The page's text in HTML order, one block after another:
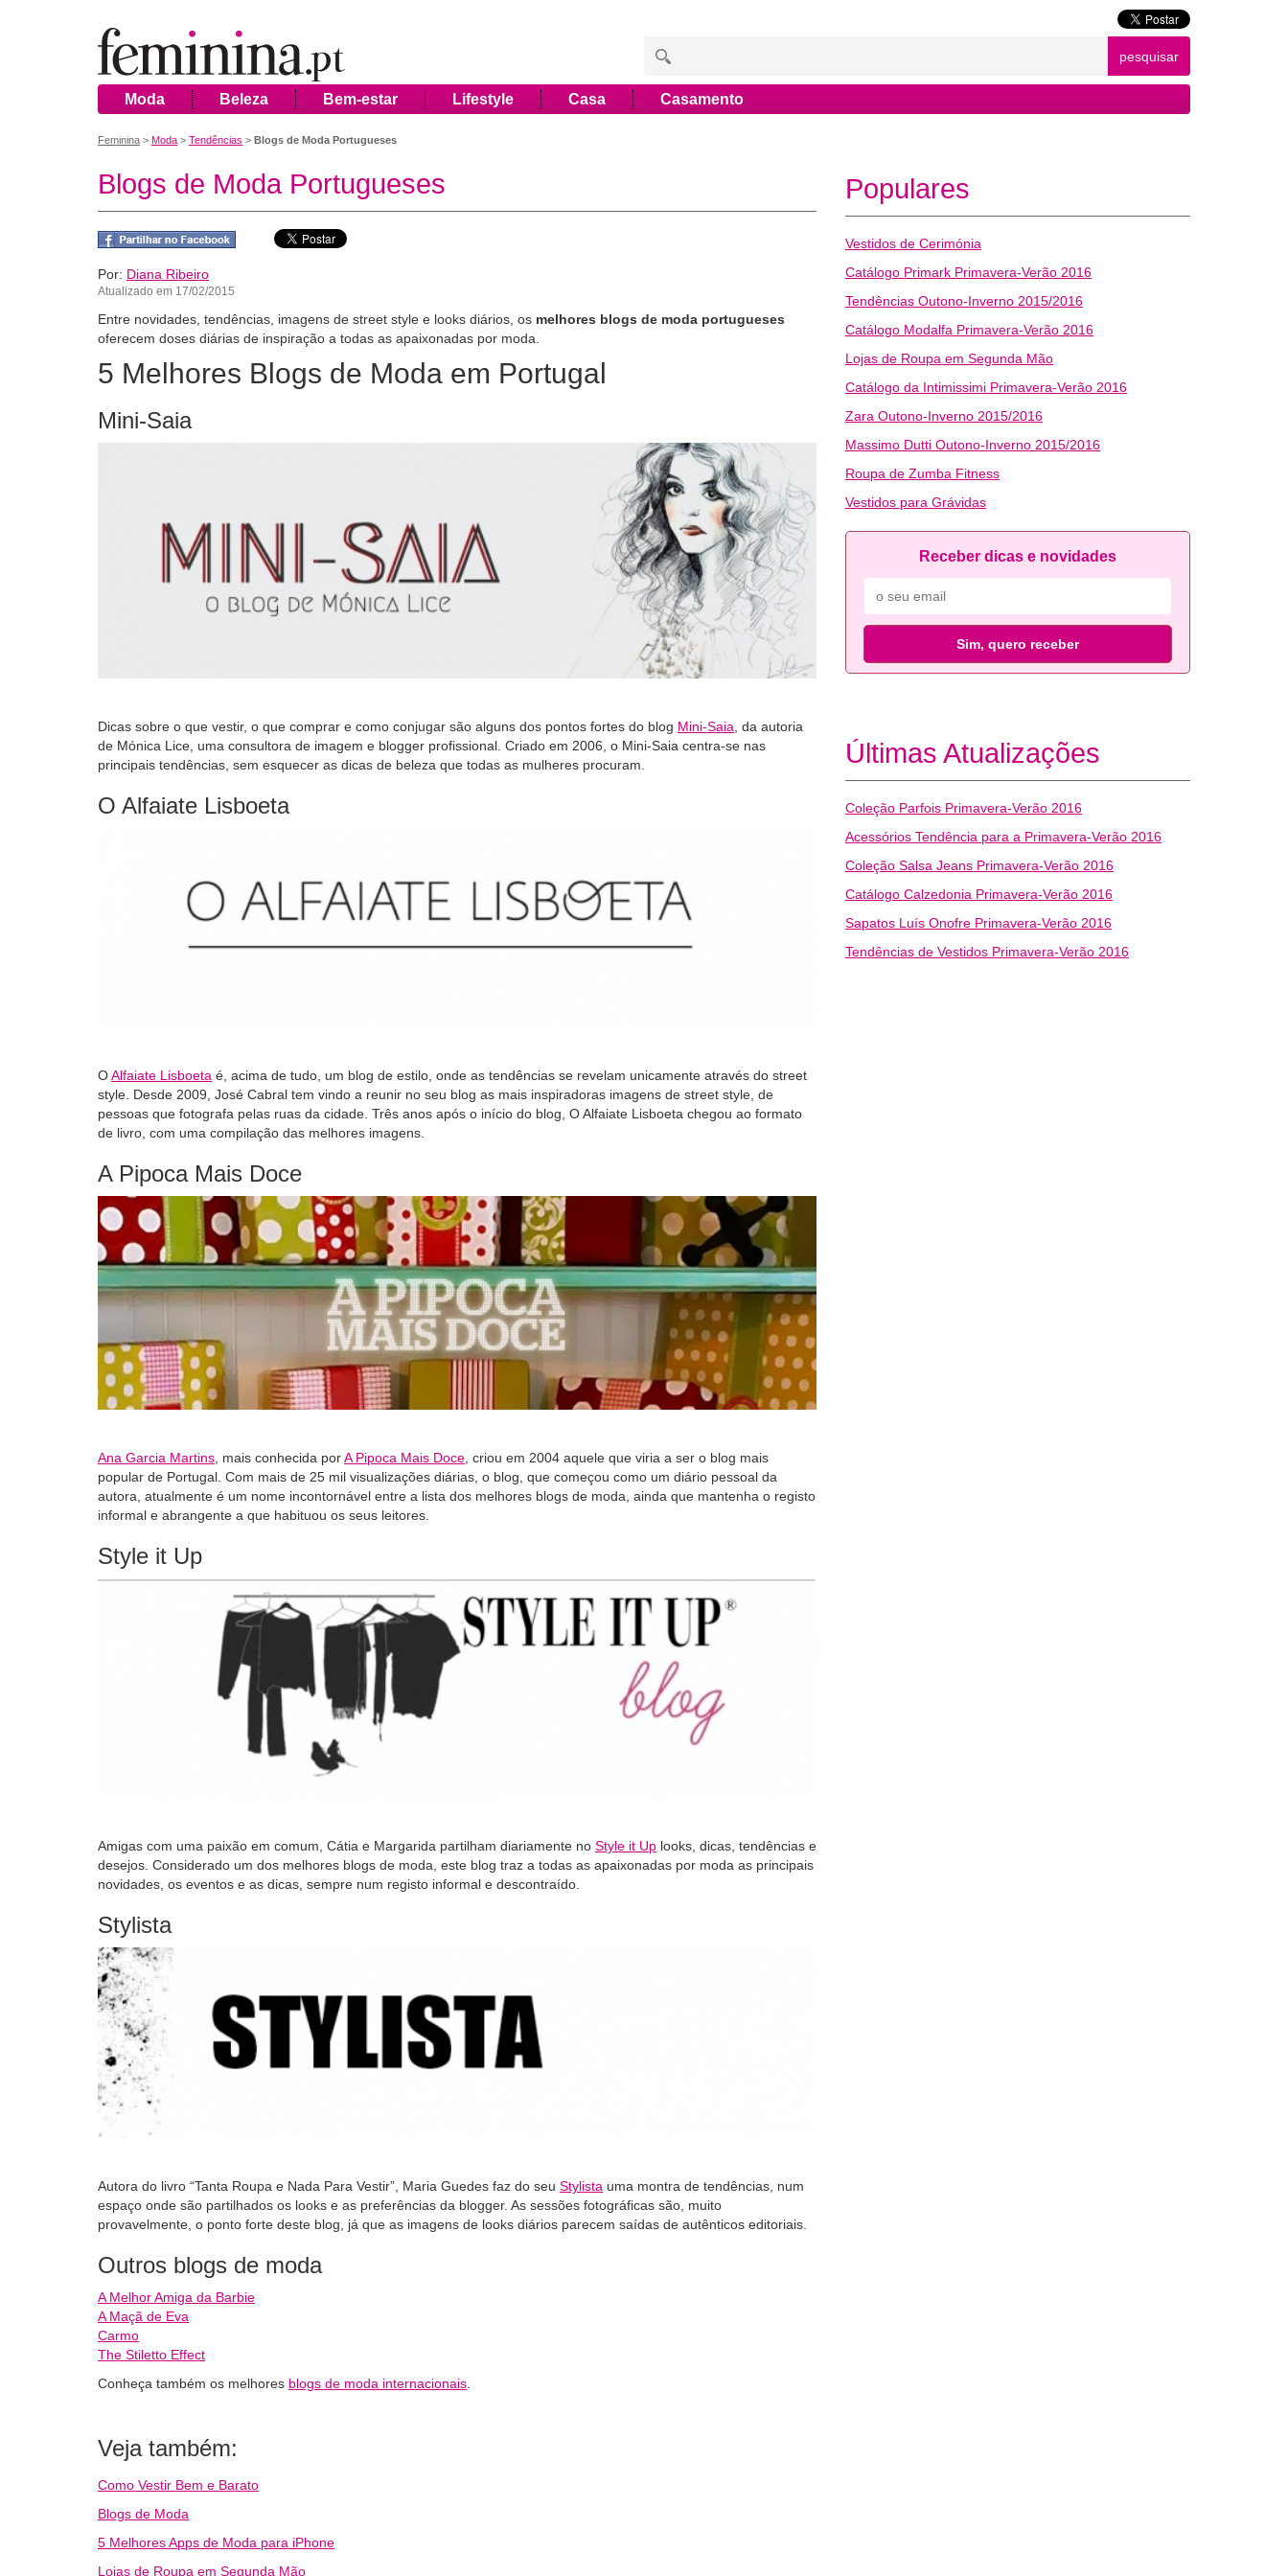
pesquisar
Moda Beleza Bem-estar Lifestyle Casa Casamento
Feminina > Moda > Tendências > Blogs de Moda Portugueses
Blogs de Moda Portugueses
Por: Diana Ribeiro
Atualizado em 17/02/2015
Entre novidades, tendências, imagens de street style e looks diários, os melhores blogs de moda portugueses
oferecem doses diárias de inspiração a todas as apaixonadas por moda.
5 Melhores Blogs de Moda em Portugal
Mini-Saia
Dicas sobre o que vestir, o que comprar e como conjugar são alguns dos pontos fortes do blog Mini-Saia , da autoria
de Mónica Lice, uma consultora de imagem e blogger profissional. Criado em 2006, o Mini-Saia centra-se nas
principais tendências, sem esquecer as dicas de beleza que todas as mulheres procuram.
O Alfaiate Lisboeta
OAlfaiate Lisboeta é, acima de tudo, um blog de estilo, onde as tendências se revelam unicamente através do street
style. Desde 2009, José Cabral tem vindo a reunir no seu blog as mais inspiradoras imagens de street style, de
pessoas que fotografa pelas ruas da cidade. Três anos após o início do blog, O Alfaiate Lisboeta chegou ao formato
de livro, com uma compilação das melhores imagens.
A Pipoca Mais Doce
Ana Garcia Martins, mais conhecida porA Pipoca Mais Doce, criou em 2004 aquele que viria a ser o blog mais
popular de Portugal. Com mais de 25 mil visualizações diárias, o blog, que começou como um diário pessoal da
autora, atualmente é um nome incontornável entre a lista dos melhores blogs de moda, ainda que mantenha o registo
informal e abrangente a que habituou os seus leitores.
Style it Up
Amigas com uma paixão em comum, Cátia e Margarida partilham diariamente no Style it Up looks, dicas, tendências e
desejos. Considerado um dos melhores blogs de moda, este blog traz a todas as apaixonadas por moda as principais
novidades, os eventos e as dicas, sempre num registo informal e descontraído.
Stylista
Autora do livro “Tanta Roupa e Nada Para Vestir”, Maria Guedes faz do seu Stylista uma montra de tendências, num
espaço onde são partilhados os looks e as preferências da blogger. As sessões fotográficas são, muito
provavelmente, o ponto forte deste blog, já que as imagens de looks diários parecem saídas de autênticos editoriais.
Outros blogs de moda
A Melhor Amiga da Barbie
A Maçã de Eva
Carmo
The Stiletto Effect
Conheça também os melhores blogs de moda internacionais.
Veja também:
Como Vestir Bem e Barato
Blogs de Moda
5 Melhores Apps de Moda para iPhone
Lojas de Roupa em Segunda Mão
Populares
Vestidos de Cerimónia
Catálogo Primark Primavera-Verão 2016
Tendências Outono-Inverno 2015/2016
Catálogo Modalfa Primavera-Verão 2016
Lojas de Roupa em Segunda Mão
Catálogo da Intimissimi Primavera-Verão 2016
Zara Outono-Inverno 2015/2016
Massimo Dutti Outono-Inverno 2015/2016
Roupa de Zumba Fitness
Vestidos para Grávidas
Receber dicas e novidades
Sim, quero receber
Últimas Atualizações
Coleção Parfois Primavera-Verão 2016
Acessórios Tendência para a Primavera-Verão 2016
Coleção Salsa Jeans Primavera-Verão 2016
Catálogo Calzedonia Primavera-Verão 2016
Sapatos Luís Onofre Primavera-Verão 2016
Tendências de Vestidos Primavera-Verão 2016